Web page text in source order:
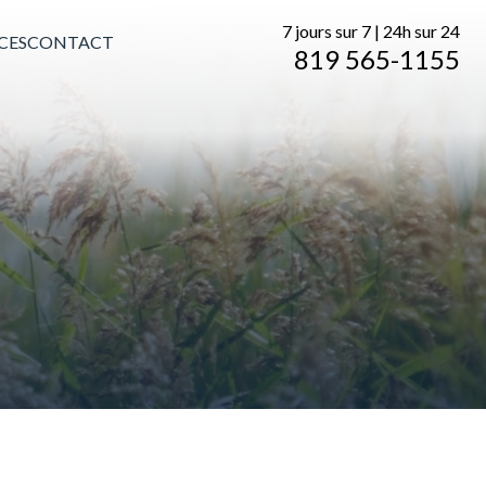
CONTACT
7 jours sur 7 | 24h sur 24
819 565-1155